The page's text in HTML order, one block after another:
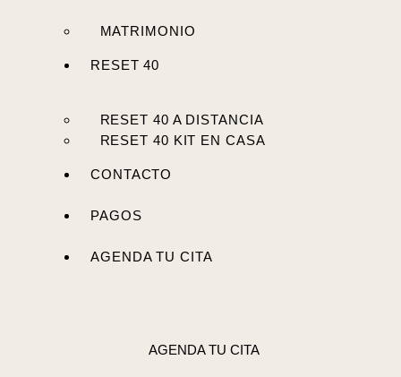
MATRIMONIO
RESET 40
RESET 40 A DISTANCIA
RESET 40 KIT EN CASA
CONTACTO
PAGOS
AGENDA TU CITA
AGENDA TU CITA